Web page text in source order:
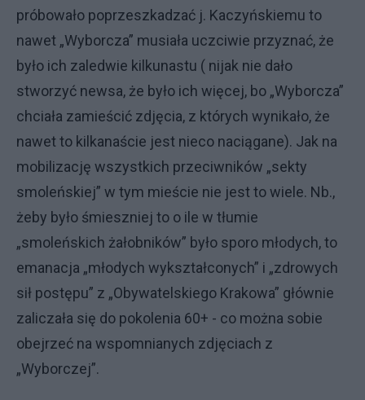
próbowało poprzeszkadzać j. Kaczyńskiemu to
nawet „Wyborcza” musiała uczciwie przyznać, że
było ich zaledwie kilkunastu ( nijak nie dało
stworzyć newsa, że było ich więcej, bo „Wyborcza”
chciała zamieścić zdjęcia, z których wynikało, że
nawet to kilkanaście jest nieco naciągane). Jak na
mobilizację wszystkich przeciwników „sekty
smoleńskiej” w tym mieście nie jest to wiele. Nb.,
żeby było śmieszniej to o ile w tłumie
„smoleńskich żałobników” było sporo młodych, to
emanacja „młodych wykształconych” i „zdrowych
sił postępu” z „Obywatelskiego Krakowa” głównie
zaliczała się do pokolenia 60+ - co można sobie
obejrzeć na wspomnianych zdjęciach z
„Wyborczej”.